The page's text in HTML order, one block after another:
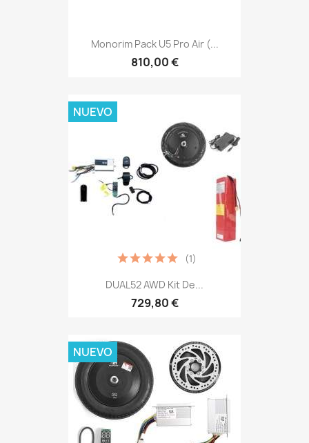
Monorim Pack U5 Pro Air (...
810,00 €
DUAL52 AWD Kit De...
729,80 €
(1)
NUEVO
NUEVO